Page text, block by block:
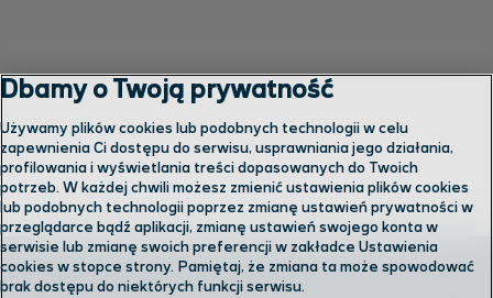
Dbamy o Twoją prywatność
Używamy plików cookies lub podobnych technologii w celu
zapewnienia Ci dostępu do serwisu, usprawniania jego działania,
profilowania i wyświetlania treści dopasowanych do Twoich
potrzeb. W każdej chwili możesz zmienić ustawienia plików cookies
lub podobnych technologii poprzez zmianę ustawień prywatności w
przeglądarce bądź aplikacji, zmianę ustawień swojego konta w
serwisie lub zmianę swoich preferencji w zakładce Ustawienia
cookies w stopce strony. Pamiętaj, że zmiana ta może spowodować
brak dostępu do niektórych funkcji serwisu.